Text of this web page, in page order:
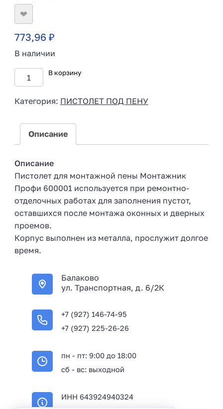
❤
773,96 ₽
В наличии
В корзину
Категория: ПИСТОЛЕТ ПОД ПЕНУ
Описание
Описание
Пистолет для монтажной пены Монтажник
Профи 600001 используется при ремонтно-
отделочных работах для заполнения пустот,
оставшихся после монтажа оконных и дверных
проемов.
Корпус выполнен из металла, прослужит долгое
время.
Балаково
ул. Транспортная, д. 6/2К
+7 (927) 146-74-95
+7 (927) 225-26-26
пн - пт: 9:00 до 18:00
сб - вс: выходной
ИНН 643924940324